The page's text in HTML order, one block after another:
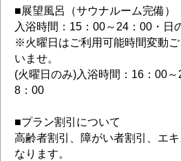
■展望風呂（サウナルーム完備）
入浴時間：15：00～24：00・日
※火曜日はご利用可能時間変動
いませ。
(火曜日のみ)入浴時間：16：00
8：00
■プラン割引について
高齢者割引、障がい者割引、エ
なります。